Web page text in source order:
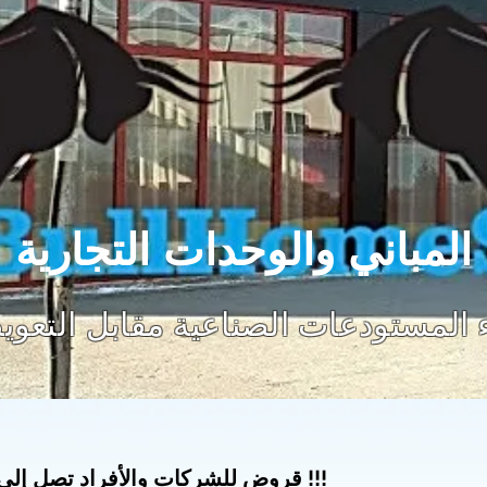
المباني والوحدات التجارية
المستودعات الصناعية مقابل
قروض للشركات والأفراد تصل إلى 15 سنة بدون إثبات الدخل !!!​